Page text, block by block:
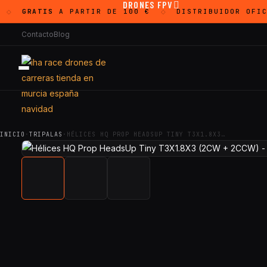
GRATIS A PARTIR DE 100 € DISTRIBUIDOR
ContactoBlog
DRONES FPV
INICIO · TRIPALAS · HÉLICES HQ PROP HEADSUP TINY T3X1.8X3…